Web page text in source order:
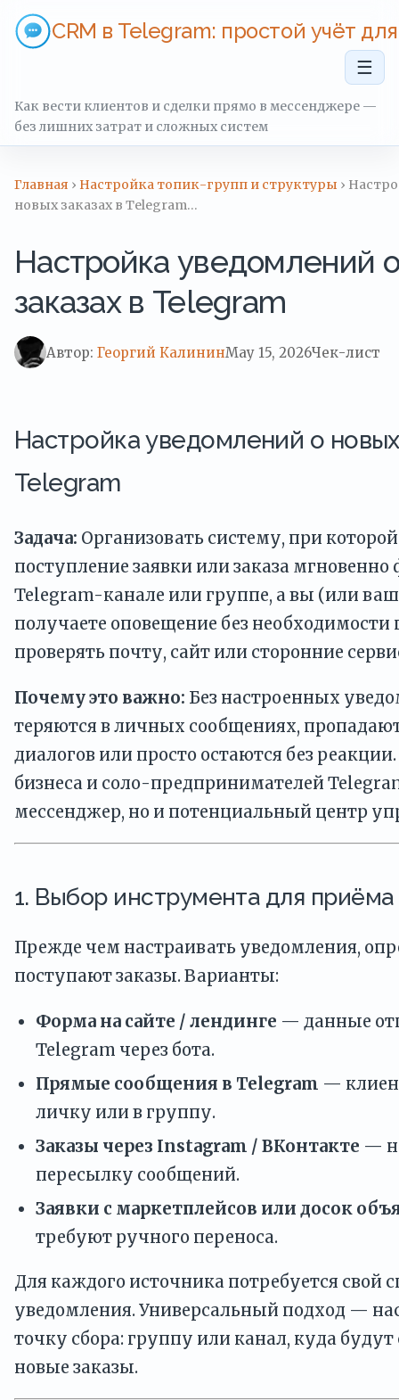
CRM в Telegram: простой учёт
☰
Как вести клиентов и сделки прямо в мессенджере —
без лишних затрат и сложных систем
Главная › Настройка топик-групп и структуры ›
новых заказах в Telegram…
Настройка уведомлений
заказах в Telegram
Автор: Георгий КалининMay 15, 2026Чек-лист
Настройка уведомлений о новых
Telegram
Задача: Организовать систему, при
поступление заявки или заказа мгновенно
Telegram-канале или группе, а вы (или
получаете оповещение без необходимости
проверять почту, сайт или сторонние
Почему это важно: Без настроенных
теряются в личных сообщениях,
диалогов или просто остаются без
бизнеса и соло-предпринимателей
мессенджер, но и потенциальный центр
1. Выбор инструмента для приёма
Прежде чем настраивать уведомления,
поступают заказы. Варианты:
Форма на сайте / лендинге — данные
Telegram через бота.
Прямые сообщения в Telegram —
личку или в группу.
Заказы через Instagram / ВКонтакте —
пересылку сообщений.
Заявки с маркетплейсов или досок
требуют ручного переноса.
Для каждого источника потребуется свой
уведомления. Универсальный подход —
точку сбора: группу или канал, куда будут
новые заказы.